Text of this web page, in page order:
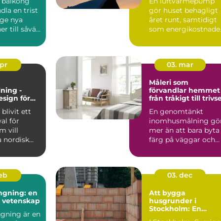
en trist
nya
till såväl
inomhusklimat
gör huset behagligt
året runt, samtidigt
som
-
för
hem
blivit ett
för
vill
nordisk
03. mar
Måleri som
förvandlar hemmet
från tråkigt till
En genomtänkt
inomhusmålning
mer än att bara byta
färg på väggar och
föra...
en
vetenskap
är en
03. dec
Att bygga
husgrunder i
Stockholm: En